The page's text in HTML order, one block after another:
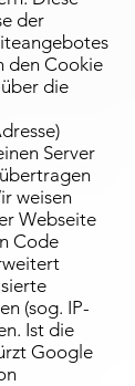
der
den Cookie
die
Server
weisen
Webseite
Code
(sog. IP-
Ist die
Google